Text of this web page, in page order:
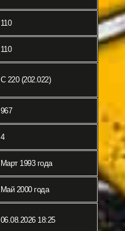
110
110
C 220 (202.022)
967
4
Март 1993 года
Май 2000 года
06.08.2026 18:25